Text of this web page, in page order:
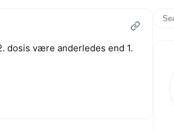
dosis være anderledes end 1.